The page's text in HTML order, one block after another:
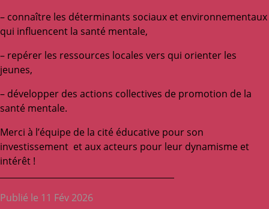
– connaître les déterminants sociaux et environnementaux
qui influencent la santé mentale,
– repérer les ressources locales vers qui orienter les
jeunes,
– développer des actions collectives de promotion de la
santé mentale.
Merci à l’équipe de la cité éducative pour son
investissement et aux acteurs pour leur dynamisme et
intérêt !
Publié le 11 Fév 2026